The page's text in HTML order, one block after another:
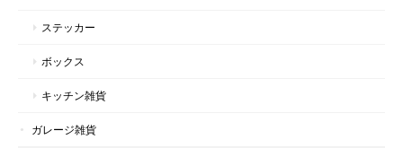
ステッカー
ボックス
キッチン雑貨
ガレージ雑貨